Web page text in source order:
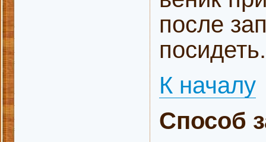
после
посидеть.
К началу
Способ